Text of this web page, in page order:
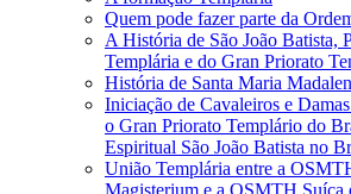
Quem pode fazer parte da
A História de São João Batista,
Templária e do Gran Priorato
História de Santa Maria
Iniciação de Cavaleiros e
o Gran Priorato Templário do
Espiritual São João Batista no
União Templária entre a
Magisterium e a OSMTH Suíça